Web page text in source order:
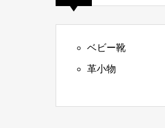
ベビー靴
革小物